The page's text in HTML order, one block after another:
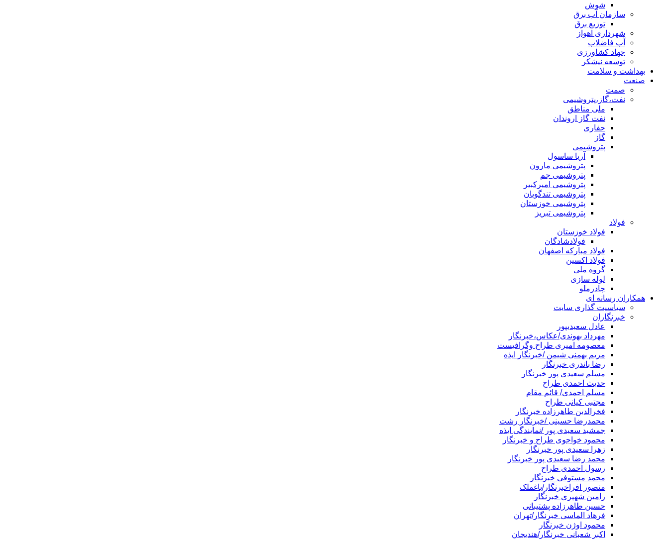
شوش
سازمان آب برق
توزیع برق
شهرداری اهواز
آب فاضلاب
جهاد کشاورزی
توسعه نیشکر
بهداشت و سلامت
صنعت
صمت
نفت،گاز،پتروشیمی
ملی مناطق
نفت گاز اروندان
حفاری
گاز
پتروشیمی
آریا ساسول
پتروشیمی مارون
پتروشیمی جم
پتروشیمی امیرکبیر
پتروشیمی تندگویان
پتروشیمی خوزستان
پتروشیمی تبریز
فولاد
فولاد خوزستان
فولادشادگان
فولاد مبارکه اصفهان
فولاد اکسین
گروه ملی
لوله سازی
چادرملو
همکاران رسانه ای
سیاسیت گذاری سایت
خبرنگاران
عادل سعیدیپور
مهرداد بهوندی/عکاس،خبرنگار
معصومه امیری طراح وگرافیست
مریم بهمنی شیمن /خبرنگار ایذه
رضا باندری خبرنگار
مسلم سعیدی پور خبرنگار
حدیث احمدی طراح
مسلم احمدی/ قائم مقام
مجتبی کیانی طراح
فخرالدین طاهرزاده خبرنگار
محمدرضا حسینی /خبرنگار رشت
جمشید سعیدی پور /نمایندگی ایذه
محمود خواجوی طراح و خبرنگار
زهرا سعیدی پور خبرنگار
محمد رضا سعیدی پور خبرنگار
رسول احمدی طراح
محمد مستوفی خبرنگار
منصور افراخبرنگار/باغملک
رامین شهپری خبرنگار
حسین طاهرزاده پشتیبانی
فرهاد الماسی خبرنگار/تهران
محمود اوژن خبرنگار
اکبر شعبانی خبرنگار/هندیجان